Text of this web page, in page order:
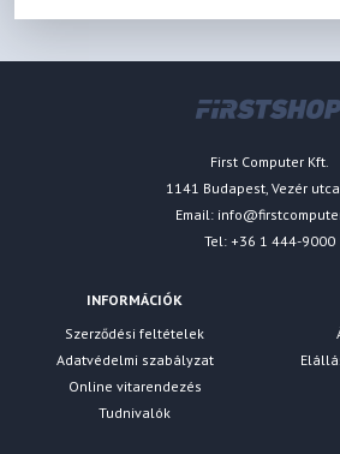
First Computer Kft.
1141 Budapest, Vezér
Email:
Tel: +36 1 444-9000
INFORMÁCIÓK
Szerződési feltételek
Adatvédelmi szabályzat
Online vitarendezés
Tudnivalók